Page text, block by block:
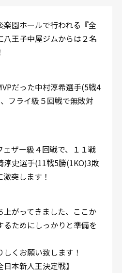
ボクシングジム
子市南町3-8 第2原嶋ビル1F
042-622-7222
22:00 / 日・祝 14:00〜19:00
楽園ホールで行われる『全
八王子中屋ジムからは２名
だった中村淳希選手(5戦4
フライ級５回戦で無敗対
ザー級４回戦で、１１戦
淳史選手(11戦5勝(1KO)3敗
突します！
上がってきました、ここか
るためにしっかりと準備を
くお願い致します！
日本新人王決定戦】